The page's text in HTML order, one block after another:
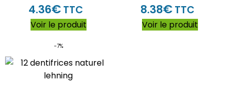
4.36€TTC
Voir le produit
8.38€ TTC
Voir le produit
-7%